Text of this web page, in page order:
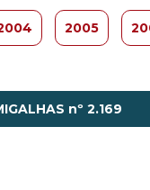
2005
nº 2.169